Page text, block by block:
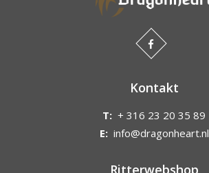
Kontakt
T: + 316 23 20 35 89
E: info@dragonheart.nl